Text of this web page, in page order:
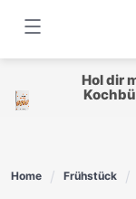
content
Hol dir
Home Frühstück